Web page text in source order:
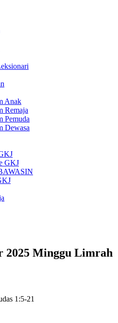
Anak
Remaja
Pemuda
Dewasa
GKJ
2025 Minggu Limrah
1:5-21